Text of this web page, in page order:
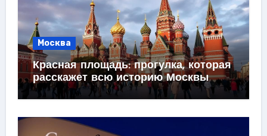
Москва
Красная площадь: прогулка, которая
расскажет всю историю Москвы